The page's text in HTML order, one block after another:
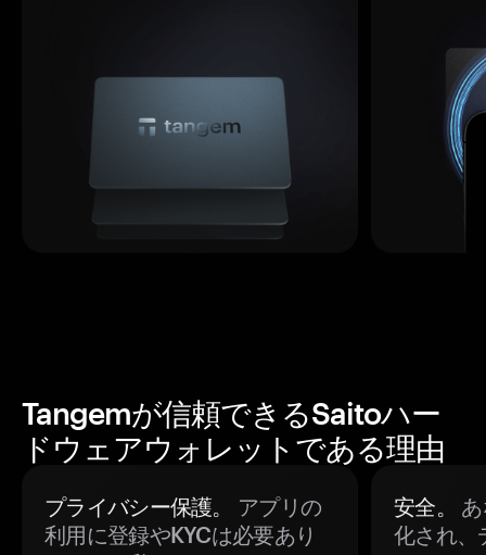
Tangemが信頼できるSaitoハー
ドウェアウォレットである理由
プライバシー保護。
アプリの
利用に登録やKYCは必要あり
安全。
化され、